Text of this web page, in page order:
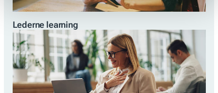
Lederne learning